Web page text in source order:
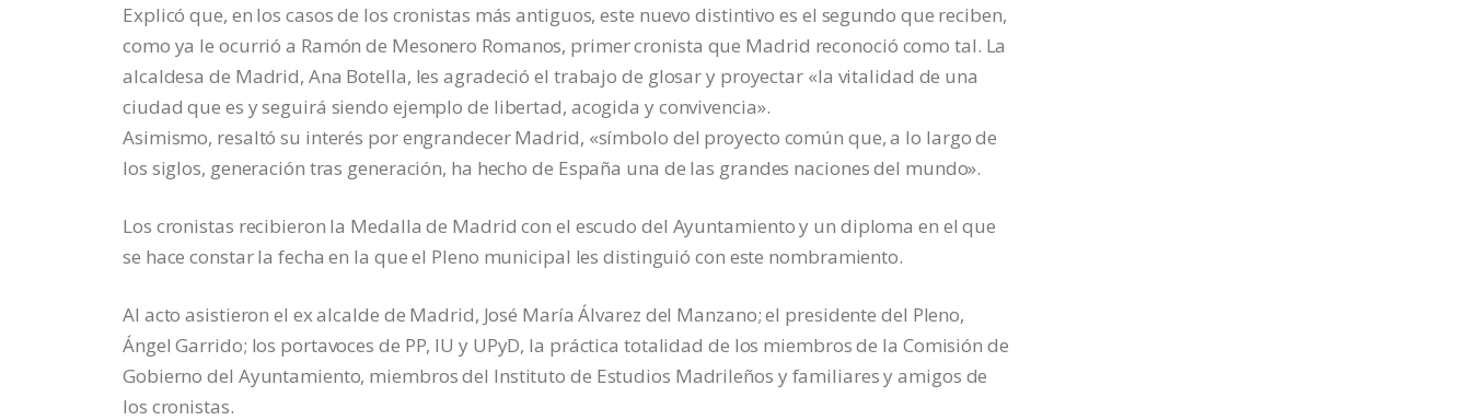
Explicó que, en los casos de los cronistas más antiguos, este nuevo distintivo es el segundo que reciben,
como ya le ocurrió a Ramón de Mesonero Romanos, primer cronista que Madrid reconoció como tal. La
alcaldesa de Madrid, Ana Botella, les agradeció el trabajo de glosar y proyectar «la vitalidad de una
ciudad que es y seguirá siendo ejemplo de libertad, acogida y convivencia».
Asimismo, resaltó su interés por engrandecer Madrid, «símbolo del proyecto común que, a lo largo de
los siglos, generación tras generación, ha hecho de España una de las grandes naciones del mundo».
Los cronistas recibieron la Medalla de Madrid con el escudo del Ayuntamiento y un diploma en el que
se hace constar la fecha en la que el Pleno municipal les distinguió con este nombramiento.
Al acto asistieron el ex alcalde de Madrid, José María Álvarez del Manzano; el presidente del Pleno,
Ángel Garrido; los portavoces de PP, IU y UPyD, la práctica totalidad de los miembros de la Comisión de
Gobierno del Ayuntamiento, miembros del Instituto de Estudios Madrileños y familiares y amigos de
los cronistas.